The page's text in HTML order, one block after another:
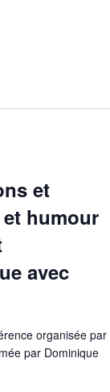
et
humour
avec
organisée par
par Dominique